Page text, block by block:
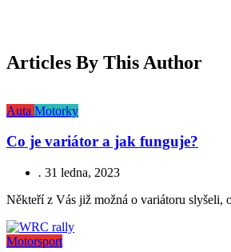
Articles By This Author
Auta Motorky
Co je variátor a jak funguje?
. 31 ledna, 2023
Někteří z Vás již možná o variátoru slyšeli,
Motorsport